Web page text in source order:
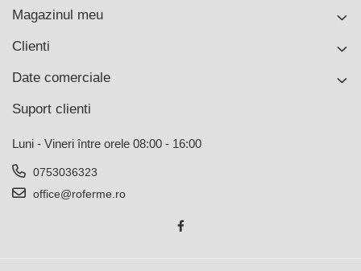
Magazinul meu
Clienti
Date comerciale
Suport clienti
Luni - Vineri între orele 08:00 - 16:00
0753036323
office@roferme.ro